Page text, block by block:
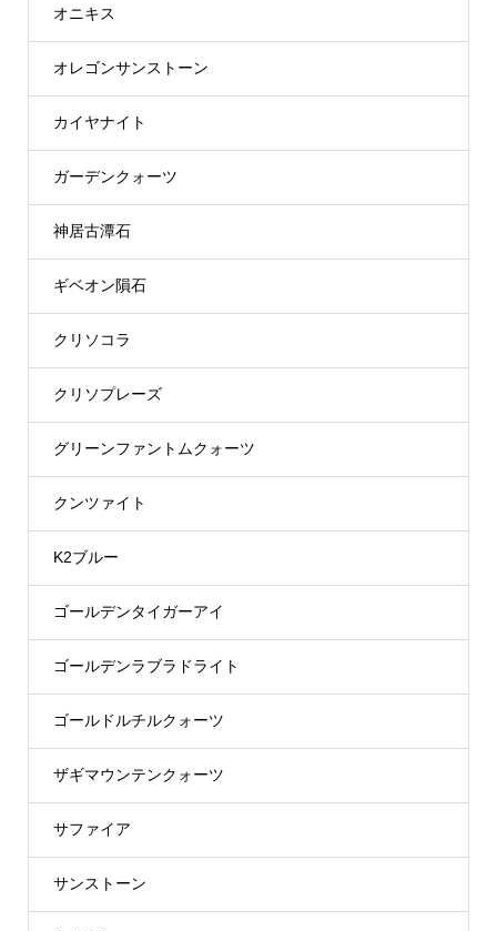
オニキス
オレゴンサンストーン
カイヤナイト
ガーデンクォーツ
神居古潭石
ギベオン隕石
クリソコラ
クリソプレーズ
グリーンファントムクォーツ
クンツァイト
K2ブルー
ゴールデンタイガーアイ
ゴールデンラブラドライト
ゴールドルチルクォーツ
ザギマウンテンクォーツ
サファイア
サンストーン